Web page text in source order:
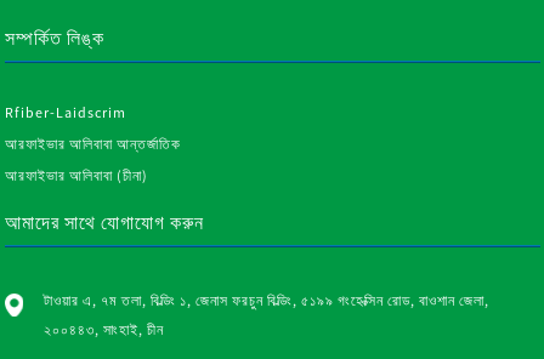
সম্পর্কিত লিঙ্ক
Rfiber-Laidscrim
আরফাইভার আলিবাবা আন্তর্জাতিক
আরফাইভার আলিবাবা (চীনা)
আমাদের সাথে যোগাযোগ করুন
টাওয়ার এ, ৭ম তলা, বিল্ডিং ১, জেনাস ফরচুন বিল্ডিং, ৫১৯৯ গংহেক্সিন রোড, বাওশান জেলা,
২০০৪৪৩, সাংহাই, চীন